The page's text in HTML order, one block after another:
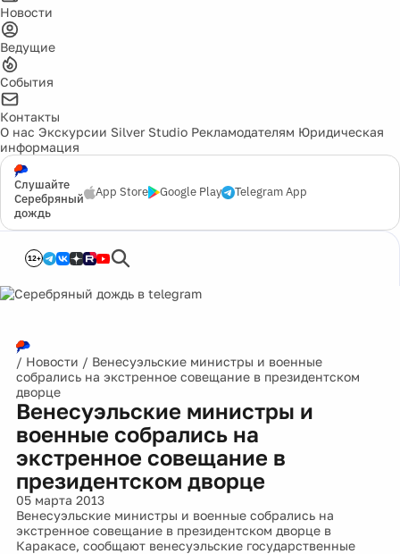
Новости
Ведущие
События
Контакты
О нас Экскурсии Silver Studio Рекламодателям Юридическая
информация
Слушайте
Серебряный
дождь
App Store Google Play Telegram App
12+
/ Новости / Венесуэльские министры и военные
собрались на экстренное совещание в президентском
дворце
Венесуэльские министры и
военные собрались на
экстренное совещание в
президентском дворце
05 марта 2013
Венесуэльские министры и военные собрались на
экстренное совещание в президентском дворце в
Каракасе, сообщают венесуэльские государственные